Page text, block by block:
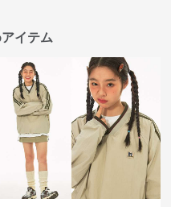
イテム